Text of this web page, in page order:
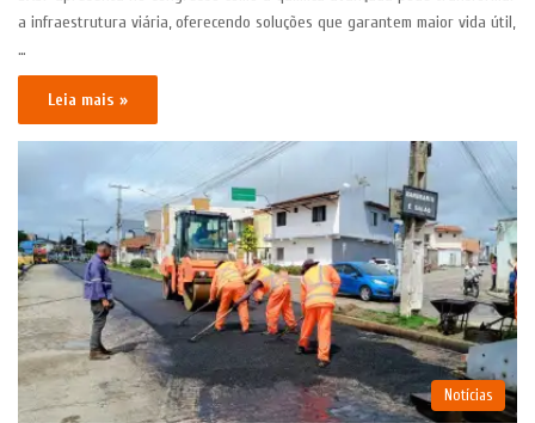
a infraestrutura viária, oferecendo soluções que garantem maior vida útil,
…
Leia mais »
Notícias